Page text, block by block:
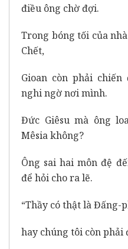
điều ông chờ đợi.
Trong bóng tối của
Chết,
Gioan còn phải
nghi ngờ nơi mình.
Đức Giêsu mà ông
Mêsia không?
Ông sai hai môn đệ
để hỏi cho ra lẽ.
“Thầy có thật là Đấng-
hay chúng tôi còn phải